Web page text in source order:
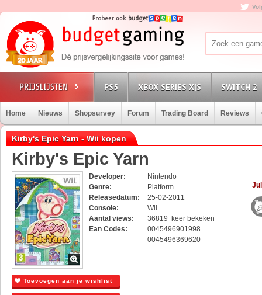
PS5 XBOX SERIES X|S SWITCH 2
Home Nieuws Shopsurvey Forum Trading Board Reviews
Kirby's Epic Yarn - Wii kopen
Kirby's Epic Yarn
Developer:
Nintendo
Genre:
Platform
Releasedatum:
25-02-2011
Console:
Wii
Aantal views:
36819 keer bekeken
Ean Codes:
0045496901998
0045496369620
Toevoegen aan je wishlist